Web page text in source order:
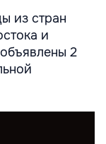
из стран
и
2